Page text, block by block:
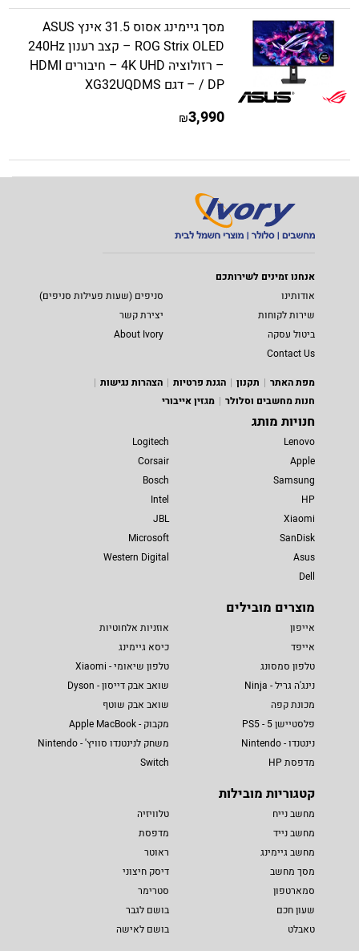
מסך גיימינג אסוס 31.5 אינץ ASUS
ROG Strix OLED – קצב רענון 240Hz
– רזולוציה 4K UHD – חיבורים HDMI
/ DP – דגם XG32UQDMS
3,990
₪
אנחנו זמינים לשירותכם
אודותינו
סניפים (שעות פעילות סניפים)
שירות לקוחות
יצירת קשר
ביטול עסקה
About Ivory
Contact Us
מפת האתר
תקנון הגנת פרטיות
הצהרות נגישות
חנות מחשבים וסלולר
מגזין אייבורי
חנויות מותג
Lenovo
Apple
Samsung
HP
Xiaomi
SanDisk
Asus
Dell
Logitech
Corsair
Bosch
Intel
JBL
Microsoft
Western Digital
מוצרים מובילים
אייפון
אייפד
טלפון סמסונג
נינג'ה גריל - Ninja
מכונת קפה
פלסטיישן 5 - PS5
נינטנדו - Nintendo
מדפסת HP
אוזניות אלחוטיות
כיסא גיימינג
טלפון שיאומי - Xiaomi
שואב אבק דייסון - Dyson
שואב אבק שוטף
מקבוק - Apple MacBook
משחק לנינטנדו סוויץ' - Nintendo
Switch
קטגוריות מובילות
מחשב נייח
מחשב נייד
מחשב גיימינג
מסך מחשב
סמארטפון
שעון חכם
טאבלט
טלוויזיה
מדפסת
ראוטר
דיסק חיצוני
סטרימר
בושם לגבר
בושם לאישה